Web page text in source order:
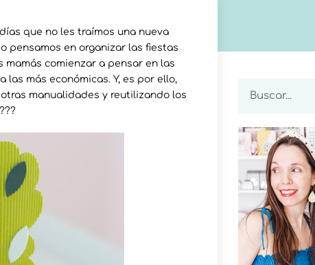
que no les traímos una nueva
pensamos en organizar las fiestas
comienzar a pensar en las
más económicas. Y, es por ello,
manualidades y reutilizando los